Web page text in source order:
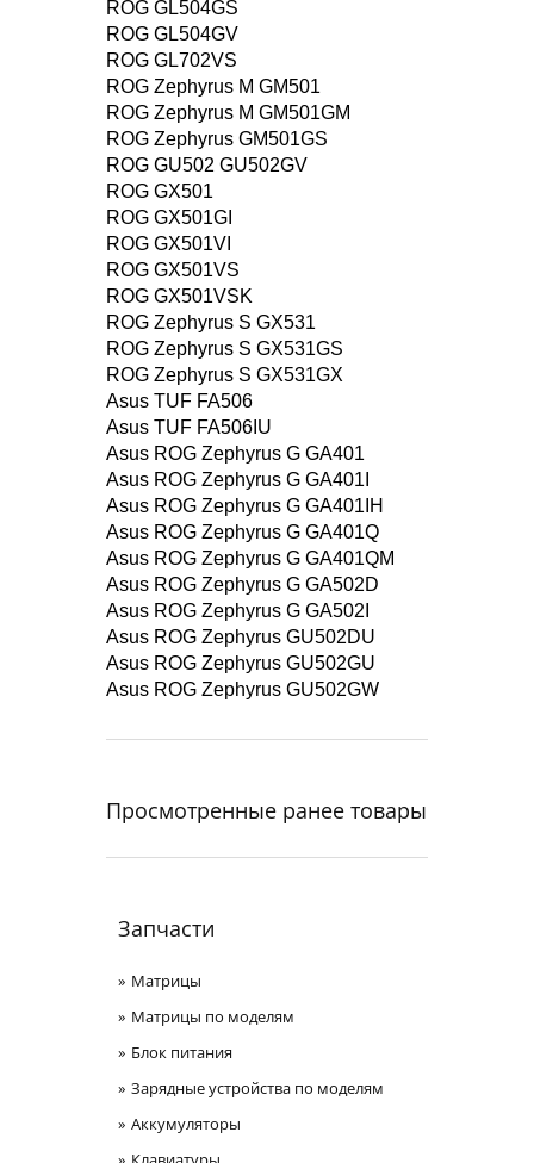
ROG GL504GS
ROG GL504GV
ROG GL702VS
ROG Zephyrus M GM501
ROG Zephyrus M GM501GM
ROG Zephyrus GM501GS
ROG GU502 GU502GV
ROG GX501
ROG GX501GI
ROG GX501VI
ROG GX501VS
ROG GX501VSK
ROG Zephyrus S GX531
ROG Zephyrus S GX531GS
ROG Zephyrus S GX531GX
Asus TUF FA506
Asus TUF FA506IU
Asus ROG Zephyrus G GA401
Asus ROG Zephyrus G GA401I
Asus ROG Zephyrus G GA401IH
Asus ROG Zephyrus G GA401Q
Asus ROG Zephyrus G GA401QM
Asus ROG Zephyrus G GA502D
Asus ROG Zephyrus G GA502I
Asus ROG Zephyrus GU502DU
Asus ROG Zephyrus GU502GU
Asus ROG Zephyrus GU502GW
Просмотренные ранее товары
Запчасти
Матрицы
Матрицы по моделям
Блок питания
Зарядные устройства по моделям
Аккумуляторы